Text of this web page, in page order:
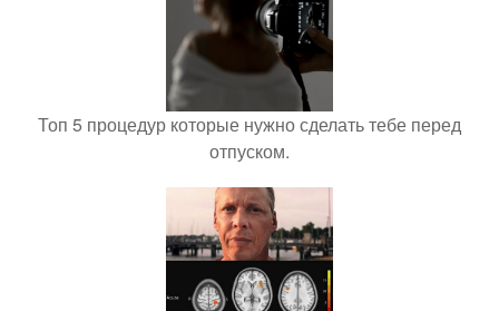
Топ 5 процедур которые нужно сделать тебе перед
отпуском.